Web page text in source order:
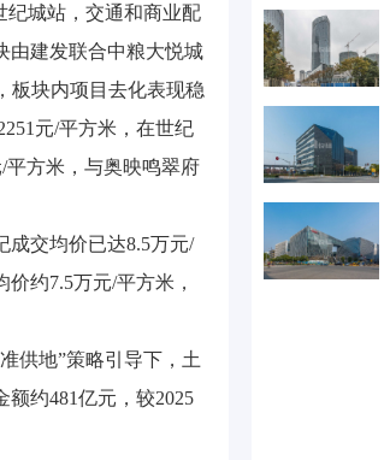
纪城站，交通和商业配
由建发联合中粮大悦城
板块内项目去化表现稳
元/平方米，在世纪
平方米，与奥映鸣翠府
成交均价已达8.5万元/
约7.5万元/平方米，
供地”策略引导下，土
约481亿元，较2025